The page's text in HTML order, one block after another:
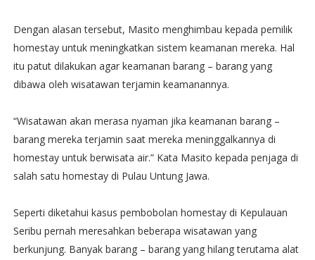
Dengan alasan tersebut, Masito menghimbau kepada pemilik
homestay untuk meningkatkan sistem keamanan mereka. Hal
itu patut dilakukan agar keamanan barang – barang yang
dibawa oleh wisatawan terjamin keamanannya.
“Wisatawan akan merasa nyaman jika keamanan barang –
barang mereka terjamin saat mereka meninggalkannya di
homestay untuk berwisata air.” Kata Masito kepada penjaga di
salah satu homestay di Pulau Untung Jawa.
Seperti diketahui kasus pembobolan homestay di Kepulauan
Seribu pernah meresahkan beberapa wisatawan yang
berkunjung. Banyak barang – barang yang hilang terutama alat